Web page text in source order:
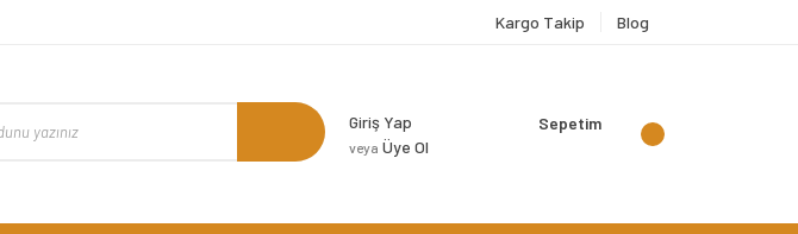
Kargo Takip Blog
Giriş Yap
veya Üye Ol
Sepetim